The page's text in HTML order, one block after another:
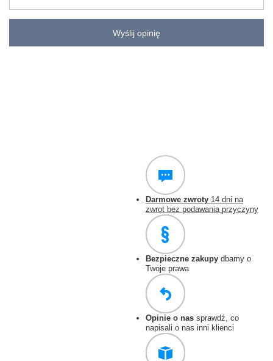
Wyślij opinię
Darmowe zwroty 14 dni na
zwrot bez podawania przyczyny
Bezpieczne zakupy dbamy o
Twoje prawa
Opinie o nas sprawdź, co
napisali o nas inni klienci